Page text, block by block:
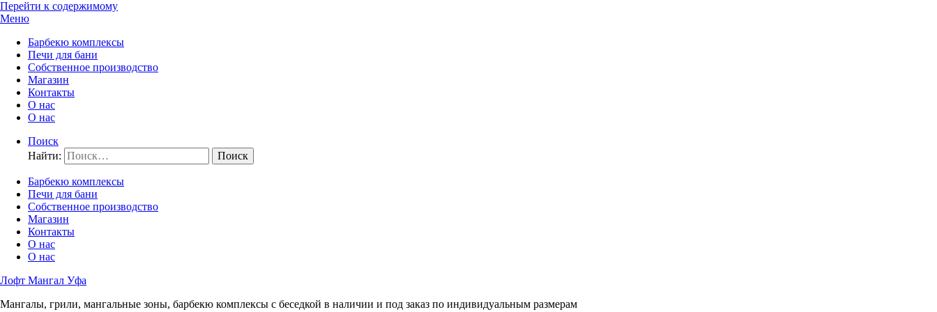
Перейти к содержимому
Меню
Барбекю комплексы
Печи для бани
Собственное производство
Магазин
Контакты
О нас
О нас
Поиск
Найти:
Барбекю комплексы
Печи для бани
Собственное производство
Магазин
Контакты
О нас
О нас
Лофт Мангал Уфа
Мангалы, грили, мангальные зоны, барбекю комплексы с беседкой в наличии и под заказ по индивидуальным размерам